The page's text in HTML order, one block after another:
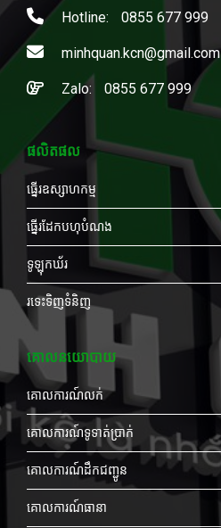
Hotline: 0855 677 999
minhquan.kcn@gmail.com
Zalo: 0855 677 999
ផលិតផល
ធ្នើរឧស្សាហកម្ម
ធ្នើរដែកបហុបំណង
ទូឡុកឃ័រ
រទេះទិញទំនិញ
គោលនយោបាយ
គោលការណ៍លក់
គោលការណ៍ទូទាត់ប្រាក់
គោលការណ៍ដឹកជញ្ជូន
គោលការណ៍ធានា